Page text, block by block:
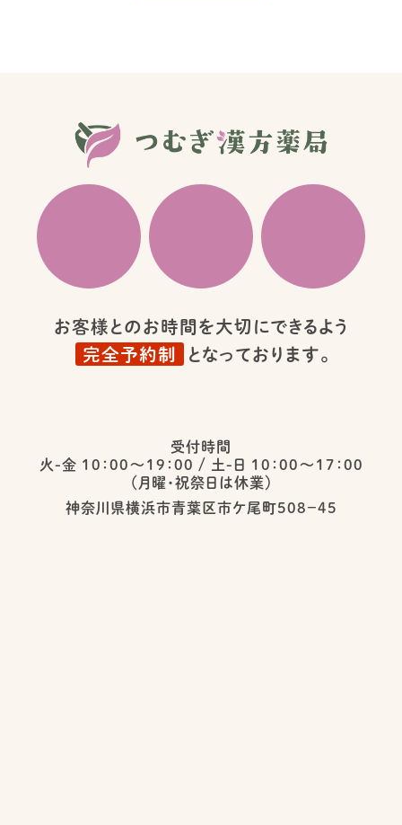
お客様とのお時間を大切にできるよう
完全予約制
となっております。
受付時間
火-金 10：00〜19：00 / 土-日 10：00〜17：00
（月曜・祝祭日は休業）
神奈川県横浜市青葉区市ケ尾町５０８−４５